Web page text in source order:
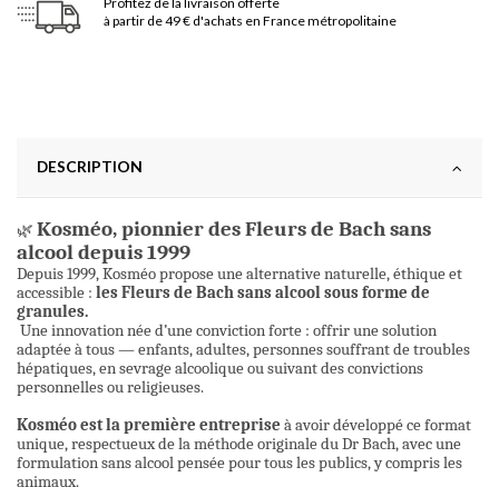
à partir de 49 € d'achats en France métropolitaine
DESCRIPTION
🌿 Kosméo, pionnier des Fleurs de Bach sans
alcool depuis 1999
Depuis 1999, Kosméo propose une alternative naturelle, éthique et
accessible : les Fleurs de Bach sans alcool sous forme de
granules.
Une innovation née d’une conviction forte : offrir une solution
adaptée à tous — enfants, adultes, personnes souffrant de troubles
hépatiques, en sevrage alcoolique ou suivant des convictions
personnelles ou religieuses.
Kosméo est la première entreprise à avoir développé ce format
unique, respectueux de la méthode originale du Dr Bach, avec une
formulation sans alcool pensée pour tous les publics, y compris les
animaux.